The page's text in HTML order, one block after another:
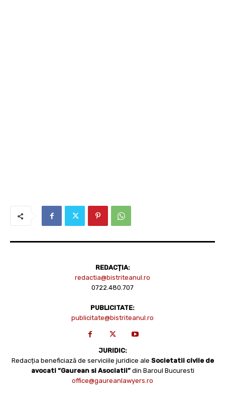
REDACȚIA:
redactia@bistriteanul.ro
0722.480.707
PUBLICITATE:
publicitate@bistriteanul.ro
JURIDIC:
Redacția beneficiază de serviciile juridice ale Societatii civile de
avocati “Gaurean si Asociatii” din Baroul Bucuresti
office@gaureanlawyers.ro